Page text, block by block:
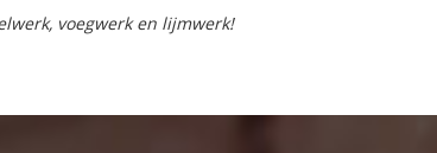
voegwerk en lijmwerk!